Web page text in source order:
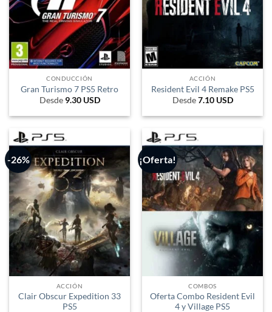
CONDUCCIÓN
Gran Turismo 7 PS5 Retro
Desde 9.30 USD
ACCIÓN
Resident Evil 4 Remake PS5
Desde7.10 USD
-26%
ACCIÓN
Clair Obscur Expedition 33
PS5
¡Oferta!
COMBOS
Oferta Combo Resident Evil
4 y Village PS5